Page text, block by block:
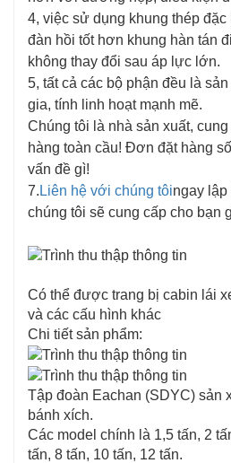
4, việc sử dụng khung thép
đàn hồi tốt hơn khung hàn tán
không thay đổi sau áp lực lớn.
5, tất cả các bộ phận đều là
gia, tính linh hoạt mạnh mẽ.
Chúng tôi là nhà sản xuất,
hàng toàn cầu! Đơn đặt hàng
vấn đề gì!
7. Liên hệ với chúng tôingay lập
chúng tôi sẽ cung cấp cho bạn
Có thể được trang bị cabin lái
và các cấu hình khác
Chi tiết sản phẩm:
Tập đoàn Eachan (SDYC) sản
bánh xích.
Các model chính là 1,5 tấn, 2
tấn, 8 tấn, 10 tấn, 12 tấn.